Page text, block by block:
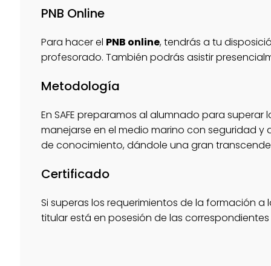
PNB Online
Para hacer el PNB online, tendrás a tu
profesorado. También podrás asistir
Metodología
En SAFE preparamos al alumnado para
manejarse en el medio marino con seguridad
de conocimiento, dándole una gran
Certificado
Si superas los requerimientos de la formación
titular está en posesión de las